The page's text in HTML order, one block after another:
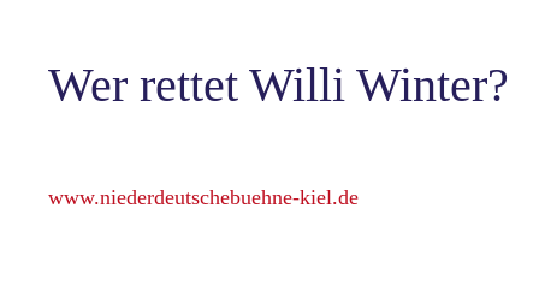
Wer rettet Willi Winter?
www.niederdeutschebuehne-kiel.de